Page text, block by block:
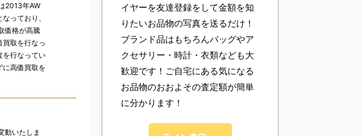
2013年AW
っており、
価格が高騰
買取を行なっ
を行なってい
に高価買取を
動いたしま
イヤーを友達登録をして金額を知
りたいお品物の写真を送るだけ！
ブランド品はもちろんバッグやア
クセサリー・時計・衣類なども大
歓迎です！ご自宅にある気になる
お品物のおおよその査定額が簡単
に分かります！